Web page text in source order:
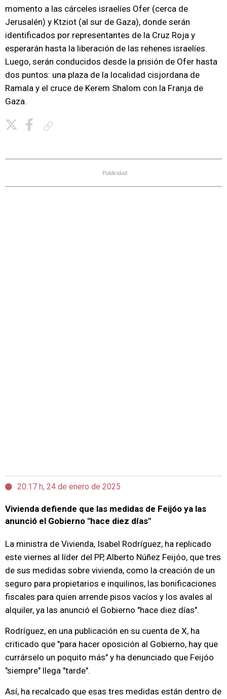
momento a las cárceles israelíes Ofer (cerca de
Jerusalén) y Ktziot (al sur de Gaza), donde serán
identificados por representantes de la Cruz Roja y
esperarán hasta la liberación de las rehenes israelíes.
Luego, serán conducidos desde la prisión de Ofer hasta
dos puntos: una plaza de la localidad cisjordana de
Ramala y el cruce de Kerem Shalom con la Franja de
Gaza.
Publicidad
20:17 h, 24 de enero de 2025
Vivienda defiende que las medidas de Feijóo ya las
anunció el Gobierno "hace diez días"
La ministra de Vivienda, Isabel Rodríguez, ha replicado
este viernes al líder del PP, Alberto Núñez Feijóo, que tres
de sus medidas sobre vivienda, como la creación de un
seguro para propietarios e inquilinos, las bonificaciones
fiscales para quien arrende pisos vacíos y los avales al
alquiler, ya las anunció el Gobierno "hace diez días".
Rodríguez, en una publicación en su cuenta de X, ha
criticado que "para hacer oposición al Gobierno, hay que
currárselo un poquito más" y ha denunciado que Feijóo
"siempre" llega "tarde".
Así, ha recalcado que esas tres medidas están dentro de